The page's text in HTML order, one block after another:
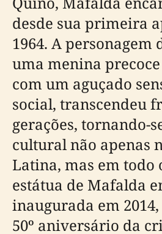
desde sua primeira
1964. A personagem
uma menina precoce
com um aguçado
social, transcendeu
gerações, tornando-
cultural não apenas
Latina, mas em todo
estátua de Mafalda
inaugurada em
50º aniversário da